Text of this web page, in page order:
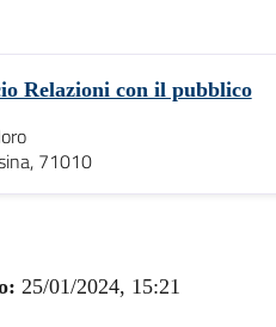
Relazioni con il pubblico
71010
25/01/2024, 15:21